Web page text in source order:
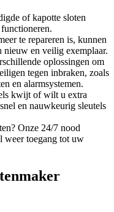
of kapotte sloten
te repareren is, kunnen
en veilig exemplaar.
oplossingen om
tegen inbraken, zoals
en alarmsystemen.
kwijt of wilt u extra
en nauwkeurig sleutels
Onze 24/7 nood
weer toegang tot uw